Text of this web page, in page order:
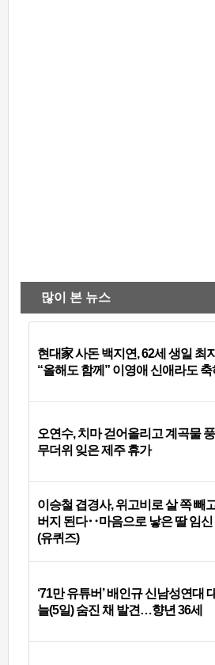
많이 본 뉴스
현대家 사돈 백지연, 62세 생일 최
“올해도 함께” 이영애 신애라도 축
오연수, 치마 걷어올리고 계곡물
무더위 잊은 제주 휴가
이승철 겹경사, 위고비로 살 쪽 빼
버지 된다‥마음으로 낳은 딸 임신
(유퀴즈)
‘71만 유튜버’ 배인규 신남성연대
늘(5일) 숨진 채 발견…향년 36세